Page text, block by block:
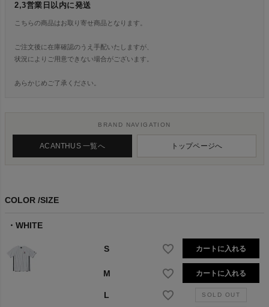
2,3営業日以内に発送
こちらの商品はお取り寄せ商品となります。
ご注文後に在庫確認のうえ手配いたしますが、
状況によりご用意できない場合がございます。
あらかじめご了承ください。
BRAND NAVIGATION
ACANTHUS 一覧へ トップページへ
COLOR SIZE
WHITE
S カートに入れる
M カートに入れる
L